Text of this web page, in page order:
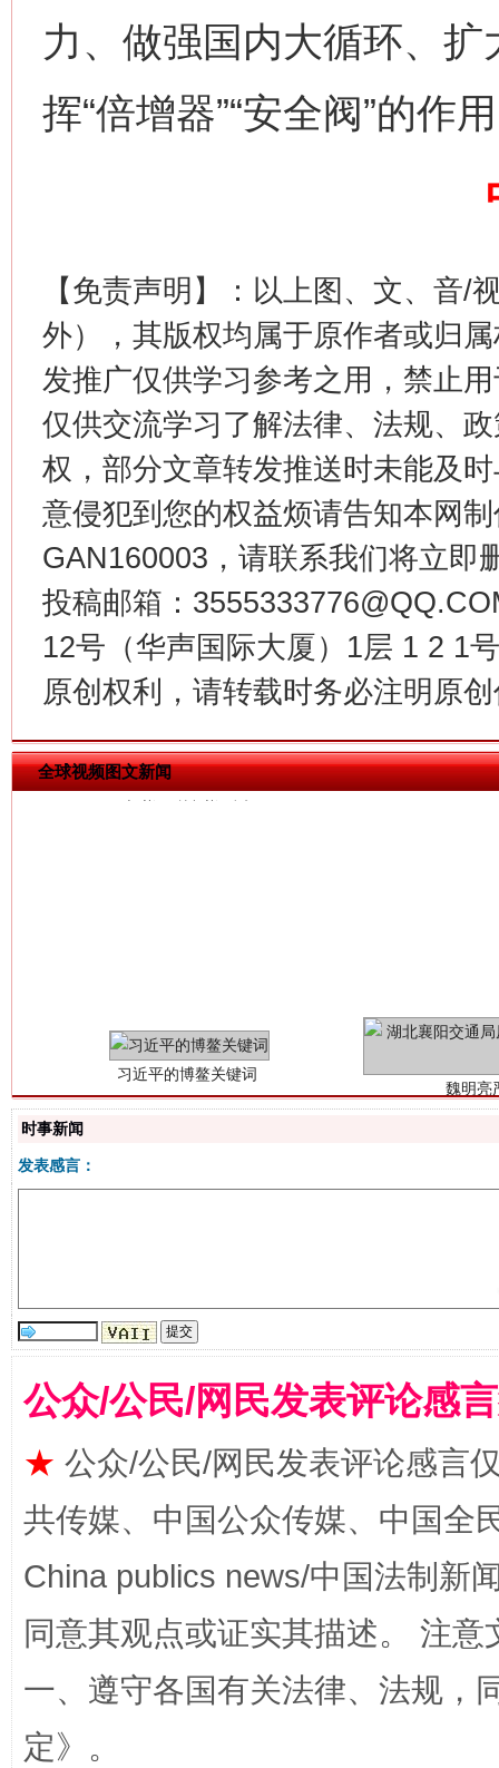
力、做强国内大循环、
挥“倍增器”“安全阀”的作
【免责声明】：以上图、文、音/
外），其版权均属于原作者或归
发推广仅供学习参考之用，禁止
仅供交流学习了解法律、法规、
权，部分文章转发推送时未能及
意侵犯到您的权益烦请告知本网
GAN160003，请联系我们将立即
投稿邮箱：
12号（华声国际大厦）1层 1 2 1
原创权利，请转载时务必注明原
全球视频图文新闻
这是一记警钟！ 谢
在谋一域中谋全局
时事新闻
发表感言：
公众/公民/网民发表评论感
★ 公众/公民/网民发表评论感言
共传媒、中国公众传媒、中国全
China publics news/中国法制新
同意其观点或证实其描述。 注
一、遵守各国有关法律、法规，
定》。